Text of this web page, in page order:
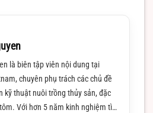
là biên tập viên nội dung tại
chuyên phụ trách các chủ đề
kỹ thuật nuôi trồng thủy sản, đặc
Với hơn 5 năm kinh nghiệm tìm